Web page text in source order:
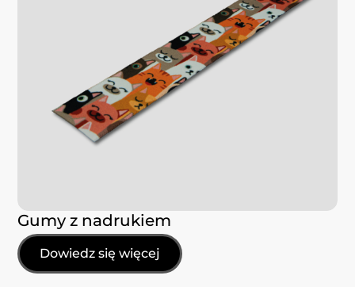
Gumy z nadrukiem
Dowiedz się więcej